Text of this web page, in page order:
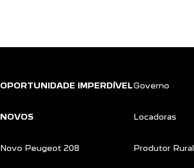
OPORTUNIDADE IMPERDÍVEL
NOVOS
Novo Peugeot 208
Governo
Locadoras
Produtor Rural